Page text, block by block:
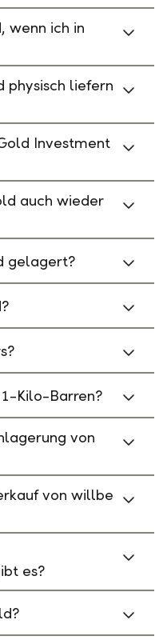
wenn ich in
physisch liefern
Investment
auch wieder
gelagert?
Kilo-Barren?
von
von willbe
es?